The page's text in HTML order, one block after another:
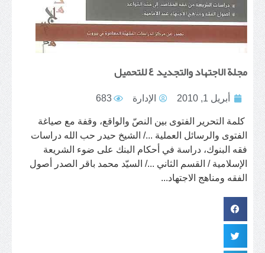
مجلة الاجتهاد والتجديد ٤ للتحميل
أبريل 1, 2010 الإدارة 683
كلمة التحرير الفتوى بين النصّ والواقع، وقفة مع صياغة
الفتوى والرسائل العملية .../ الشيخ حيدر حب الله دراسات
فقه البنوك، دراسة في أحكام البنك على ضوء الشريعة
الإسلامية / القسم الثاني .../ السيّد محمد باقر الصدر أصول
الفقه ومناهج الاجتهاد...